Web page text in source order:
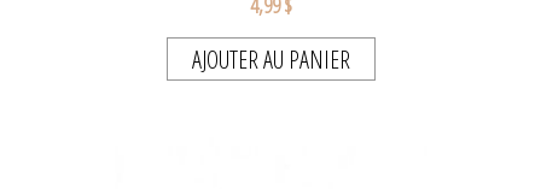
AJOUTER AU PANIER